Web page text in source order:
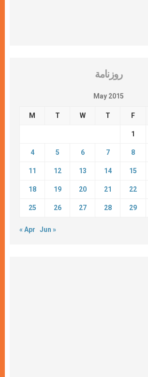
روزنامة
May 2015
M T W T F
1
4 5 6 7 8
11 12 13 14 15
18 19 20 21 22
25 26 27 28 29
« Apr Jun »